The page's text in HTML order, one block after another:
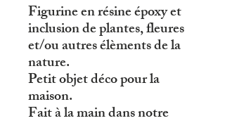
Figurine en résine époxy et
inclusion de plantes, fleures
et/ou autres élèments de la
nature.
Petit objet déco pour la
maison.
Fait à la main dans notre